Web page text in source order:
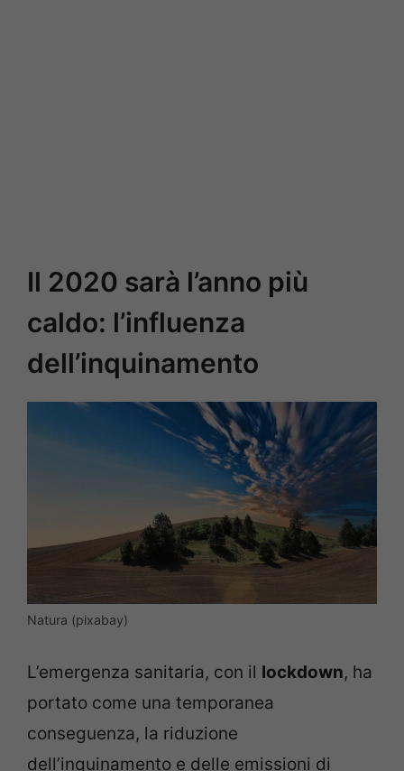
Il 2020 sarà l’anno più
caldo: l’influenza
dell’inquinamento
Natura (pixabay)
L’emergenza sanitaria, con il lockdown, ha
portato come una temporanea
conseguenza, la riduzione
dell’inquinamento e delle emissioni di